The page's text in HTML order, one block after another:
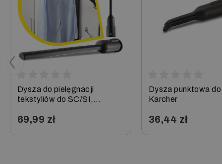
SC 1202
SC 1202 z żelazkiem
Dysza do pielęgnacji
tekstyliów do SC/SI,
69,99 zł
Dysza punktowa
Karcher
36,44 zł